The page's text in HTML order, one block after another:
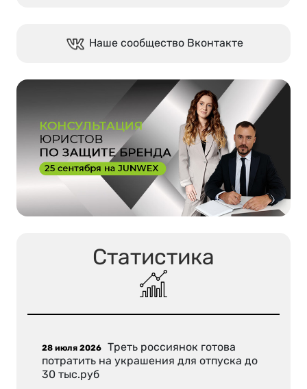
Наше сообщество Вконтакте
Статистика
28 июля 2026 Треть россиянок готова
потратить на украшения для отпуска до
30 тыс.руб